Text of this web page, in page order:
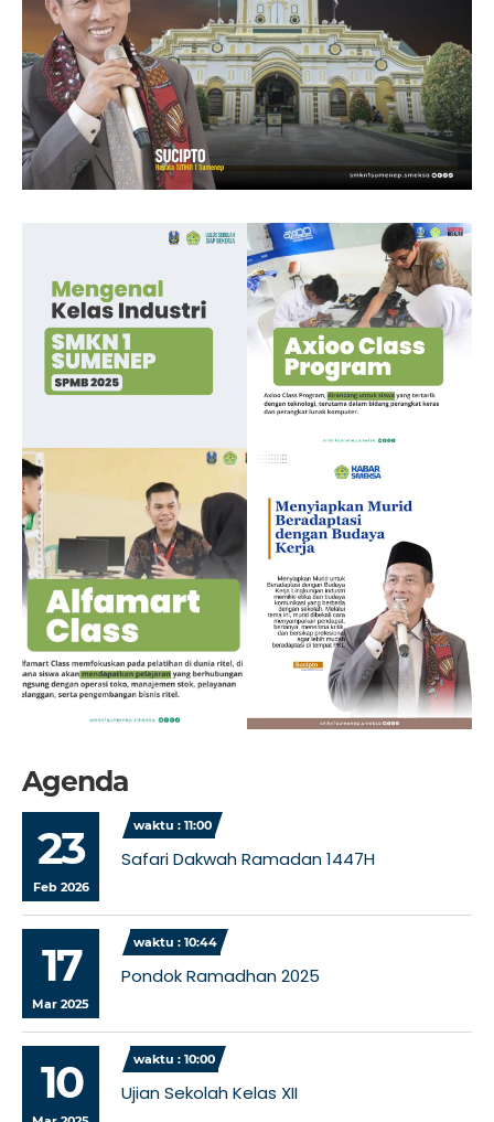
Agenda
23
Feb 2026
waktu : 11:00
Safari Dakwah Ramadan 1447H
17
Mar 2025
waktu : 10:44
Pondok Ramadhan 2025
10 waktu : 10:00
Ujian Sekolah Kelas XII